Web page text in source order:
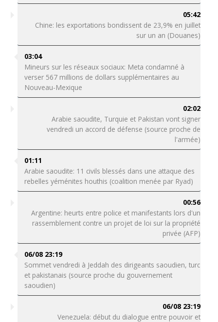
05:42
Chine: les exportations bondissent de 23,9% en juillet
sur un an (Douanes)
03:04
Mineurs sur les réseaux sociaux: Meta condamné à
verser 567 millions de dollars supplémentaires au
Nouveau-Mexique
02:02
Arabie saoudite, Turquie et Pakistan vont signer
vendredi un accord de défense (source proche de
l'armée)
01:11
Arabie saoudite: 11 civils blessés dans une attaque des
rebelles yéménites houthis (coalition menée par Ryad)
00:56
Argentine: heurts entre police et manifestants lors d'un
rassemblement contre un projet de loi sur la propriété
privée (AFP)
06/08 23:19
Sommet vendredi à Jeddah des dirigeants saoudien, turc
et pakistanais (source proche du gouvernement
saoudien)
06/08 23:19
Venezuela: début du dialogue entre pouvoir et